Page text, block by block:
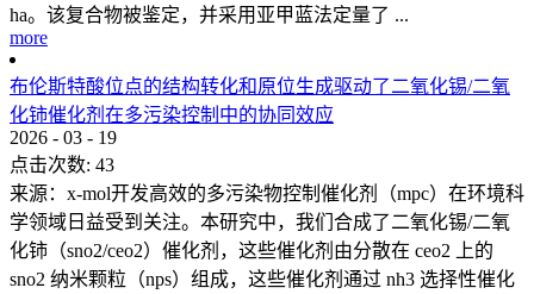
ha。该复合物被鉴定，并采用亚甲蓝法定量了 ...
more
布伦斯特酸位点的结构转化和原位生成驱动了二氧化锡/二氧
化铈催化剂在多污染控制中的协同效应
2026 - 03 - 19
点击次数: 43
来源：x-mol开发高效的多污染物控制催化剂（mpc）在环境科
学领域日益受到关注。本研究中，我们合成了二氧化锡/二氧
化铈（sno2/ceo2）催化剂，这些催化剂由分散在 ceo2 上的
sno2 纳米颗粒（nps）组成，这些催化剂通过 nh3 选择性催化